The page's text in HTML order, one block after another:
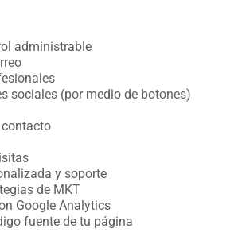
administrable
sociales (por medio de botones)
contacto
y soporte
de MKT
Google Analytics
fuente de tu página